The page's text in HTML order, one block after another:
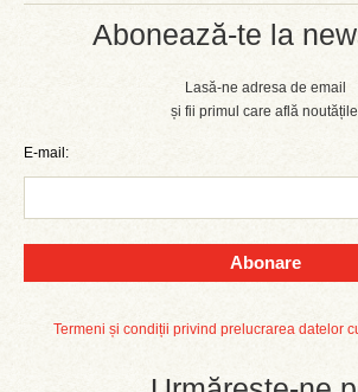
Abonează-te la
Lasă-ne adresa de email
și fii primul care află
E-mail:
Abonare
Termeni și condiții privind prelucrarea datelor